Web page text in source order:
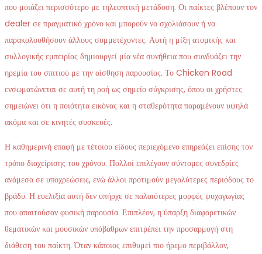
που μοιάζει περισσότερο με τηλεοπτική μετάδοση. Οι παίκτες βλέπουν τον
dealer σε πραγματικό χρόνο και μπορούν να σχολιάσουν ή να
παρακολουθήσουν άλλους συμμετέχοντες. Αυτή η μίξη ατομικής και
συλλογικής εμπειρίας δημιουργεί μία νέα συνήθεια που συνδυάζει την
ηρεμία του σπιτιού με την αίσθηση παρουσίας. Το Chicken Road
ενσωματώνεται σε αυτή τη ροή ως σημείο σύγκρισης, όπου οι χρήστες
σημειώνει ότι η ποιότητα εικόνας και η σταθερότητα παραμένουν υψηλά
ακόμα και σε κινητές συσκευές.
Η καθημερινή επαφή με τέτοιου είδους περιεχόμενο επηρεάζει επίσης τον
τρόπο διαχείρισης του χρόνου. Πολλοί επιλέγουν σύντομες συνεδρίες
ανάμεσα σε υποχρεώσεις, ενώ άλλοι προτιμούν μεγαλύτερες περιόδους το
βράδυ. Η ευελιξία αυτή δεν υπήρχε σε παλαιότερες μορφές ψυχαγωγίας
που απαιτούσαν φυσική παρουσία. Επιπλέον, η ύπαρξη διαφορετικών
θεματικών και μουσικών υπόβαθρων επιτρέπει την προσαρμογή στη
διάθεση του παίκτη. Όταν κάποιος επιθυμεί πιο ήρεμο περιβάλλον,